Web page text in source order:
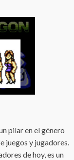
pilar en el género
juegos y jugadores.
de hoy, es un